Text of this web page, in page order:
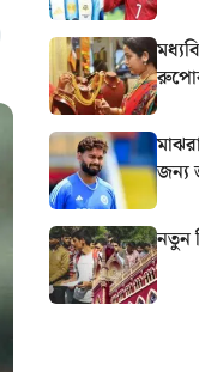
জন্য
নতুন